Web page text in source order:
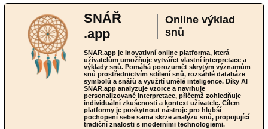
SNÁŘ
.app
Online výklad
snů
SNAR.app je inovativní online platforma, která
uživatelům umožňuje vytvářet vlastní interpretace a
výklady snů. Pomáhá porozumět skrytým významům
snů prostřednictvím sdílení snů, rozsáhlé databáze
symbolů a snářů a využití umělé inteligence. Díky AI
SNAR.app analyzuje vzorce a navrhuje
personalizované interpretace, přičemž zohledňuje
individuální zkušenosti a kontext uživatele. Cílem
platformy je poskytnout nástroje pro hlubší
pochopení sebe sama skrze analýzu snů, propojující
tradiční znalosti s moderními technologiemi.